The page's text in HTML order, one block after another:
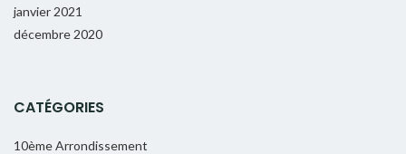
janvier 2021
décembre 2020
CATÉGORIES
10ème Arrondissement